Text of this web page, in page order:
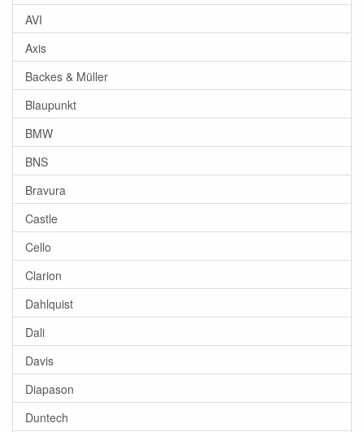
AVI
Axis
Backes & Müller
Blaupunkt
BMW
BNS
Bravura
Castle
Cello
Clarion
Dahlquist
Dali
Davis
Diapason
Duntech